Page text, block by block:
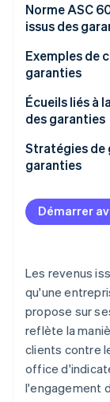
Regarder
Norme ASC
issus des
Exemples de
garanties
Un
des garanties
Une
portables
Écueils liés à
des garanties
Stratégies de
garanties
Démarrer
Les revenus
qu'une
propose sur
reflète la
clients contre
office
l'engagement